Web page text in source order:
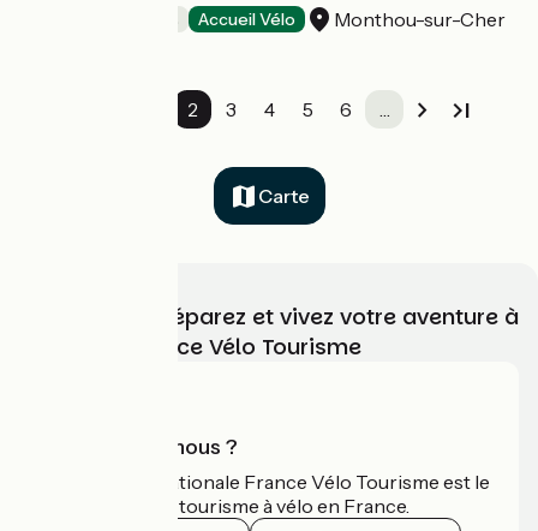
Accueil Vélo Monthou-sur-Cher
2 3 4 5 6 …
Carte
Choisissez, préparez et vivez votre aventure à
vélo avec France Vélo Tourisme
Qui sommes-nous ?
L'association nationale France Vélo Tourisme est le
guide officiel du tourisme à vélo en France.